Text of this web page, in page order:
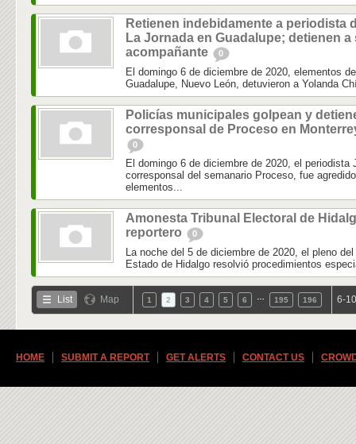
Retienen indebidamente a periodista
La Jornada en Guadalupe; detienen a
acompañante
0
El domingo 6 de diciembre de 2020, elementos
Guadalupe, Nuevo León, detuvieron a Yolanda
Policías municipales golpean y
corresponsal de Proceso en
0
El domingo 6 de diciembre de 2020, el periodista
corresponsal del semanario Proceso, fue
elementos...
Amonesta Tribunal Electoral de
reportero
0
La noche del 5 de diciembre de 2020, el pleno
Estado de Hidalgo resolvió procedimientos
List Map 1 2 3 4 5 6 195 196 6-
HOME SUBMIT A REPORT GET ALERTS CONTACT US